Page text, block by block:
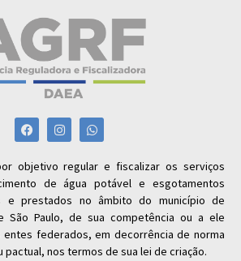
objetivo regular e fiscalizar os serviços
de água potável e esgotamentos
e prestados no âmbito do município de
São Paulo, de sua competência ou a ele
federados, em decorrência de norma
pactual, nos termos de sua lei de criação.